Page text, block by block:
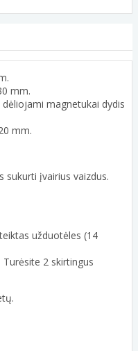
mm.
magnetukai dydis
mm.
sukurti įvairius vaizdus.
užduotėles (14
Turėsite 2 skirtingus